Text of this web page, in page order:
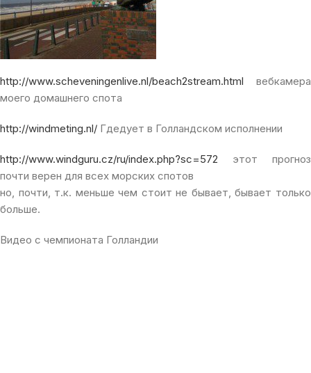
http://www.scheveningenlive.nl/beach2stream.html вебкамера
моего домашнего спота
http://windmeting.nl/ Гдедует в Голландском исполнении
http://www.windguru.cz/ru/index.php?sc=572 этот прогноз
почти верен для всех морских спотов
но, почти, т.к. меньше чем стоит не бывает, бывает только
больше.
Видео с чемпионата Голландии